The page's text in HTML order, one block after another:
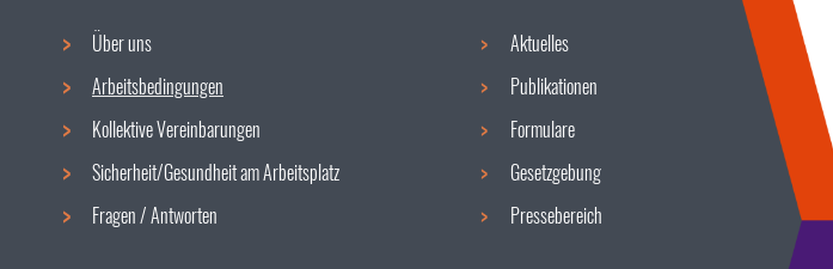
Navigationsmenü
Über uns
Arbeitsbedingungen
Kollektive Vereinbarungen
Sicherheit/Gesundheit am Arbeitsplatz
Fragen / Antworten
Aktuelles
Publikationen
Formulare
Gesetzgebung
Pressebereich